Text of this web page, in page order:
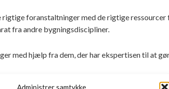
Administrer samtykke
foranstaltninger med de rigtige
fra andre bygningsdiscipliner.
med hjælp fra dem, der har ekspertisen til at
dig at gøre noget ved det i 2019, skal